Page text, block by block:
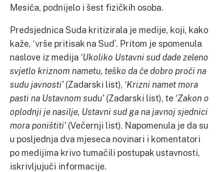
Mesića, podnijelo i šest fizičkih osoba.
Predsjednica Suda kritizirala je medije, koji, kako
kaže, ‘vrše pritisak na Sud’. Pritom je spomenula
naslove iz medija ‘Ukoliko Ustavni sud dade zeleno
svjetlo kriznom nametu, teško da će dobro proći na
sudu javnosti’ (Zadarski list), ‘Krizni namet mora
pasti na Ustavnom sudu’ (Zadarski list), te ‘Zakon o
oplodnji je nasilje, Ustavni sud ga na javnoj sjednici
mora poništiti’ (Večernji list). Napomenula je da su
u posljednja dva mjeseca novinari i komentatori
po medijima krivo tumačili postupak ustavnosti,
iskrivljujući informacije.